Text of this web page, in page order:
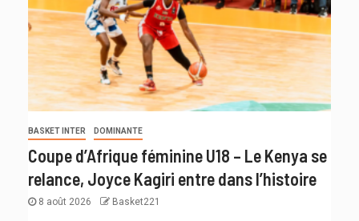
BASKET INTER DOMINANTE
Coupe d’Afrique féminine U18 – Le Kenya se
relance, Joyce Kagiri entre dans l’histoire
8 août 2026 Basket221